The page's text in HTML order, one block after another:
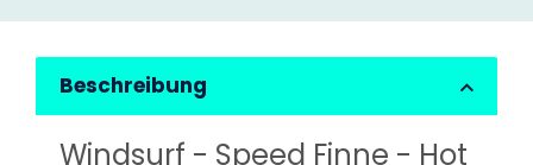
Beschreibung
Windsurf - Speed Finne - Hot